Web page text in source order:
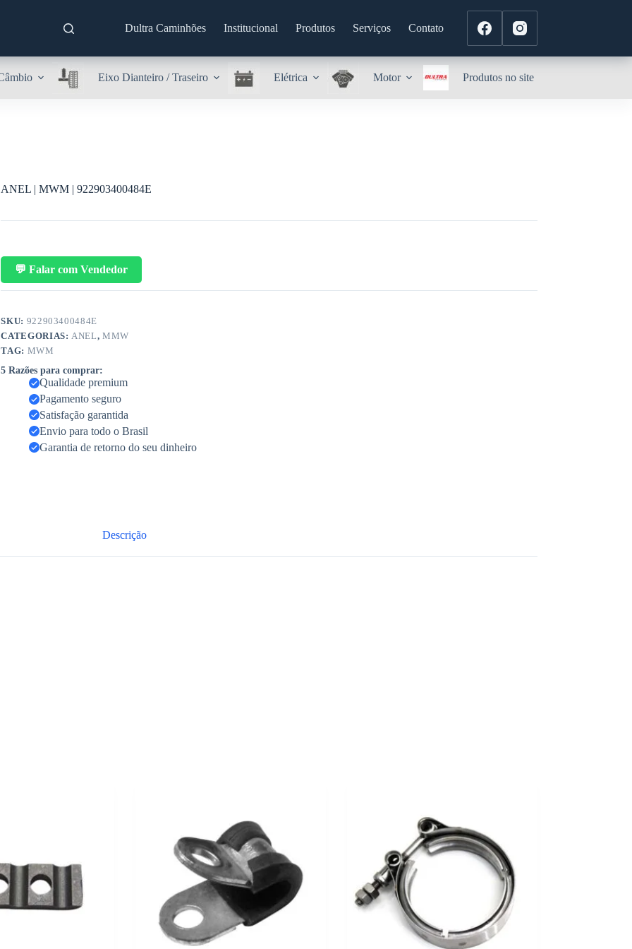
Dultra Caminhões Institucional Produtos Serviços Contato
Eixo Dianteiro / Traseiro Elétrica Motor Produtos no site
ANEL | MWM | 922903400484E
💬 Falar com Vendedor
SKU: 922903400484E
CATEGORIAS:ANEL,MMW
TAG: MWM
5 Razões para comprar:
Qualidade premium
Pagamento seguro
Satisfação garantida
Envio para todo o Brasil
Garantia de retorno do seu dinheiro
Descrição